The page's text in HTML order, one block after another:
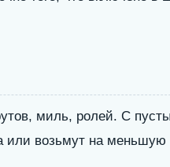
миль, ролей. С
или возьмут на меньшую